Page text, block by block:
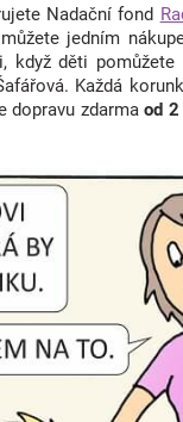
Nadační fond
jedním
když děti
Každá
dopravu zdarmaod